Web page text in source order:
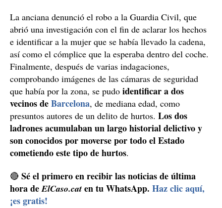
La anciana denunció el robo a la Guardia Civil, que
abrió una investigación con el fin de aclarar los hechos
e identificar a la mujer que se había llevado la cadena,
así como el cómplice que la esperaba dentro del coche.
Finalmente, después de varias indagaciones,
comprobando imágenes de las cámaras de seguridad
que había por la zona, se pudo identificar a dos
vecinos deBarcelona, de mediana edad, como
presuntos autores de un delito de hurtos. Los dos
ladrones acumulaban un largo historial delictivo y
son conocidos por moverse por todo el Estado
cometiendo este tipo de hurtos.
🔴 Sé el primero en recibir las noticias de última
hora deElCaso.cat en tu WhatsApp. Haz clic aquí,
¡es gratis!